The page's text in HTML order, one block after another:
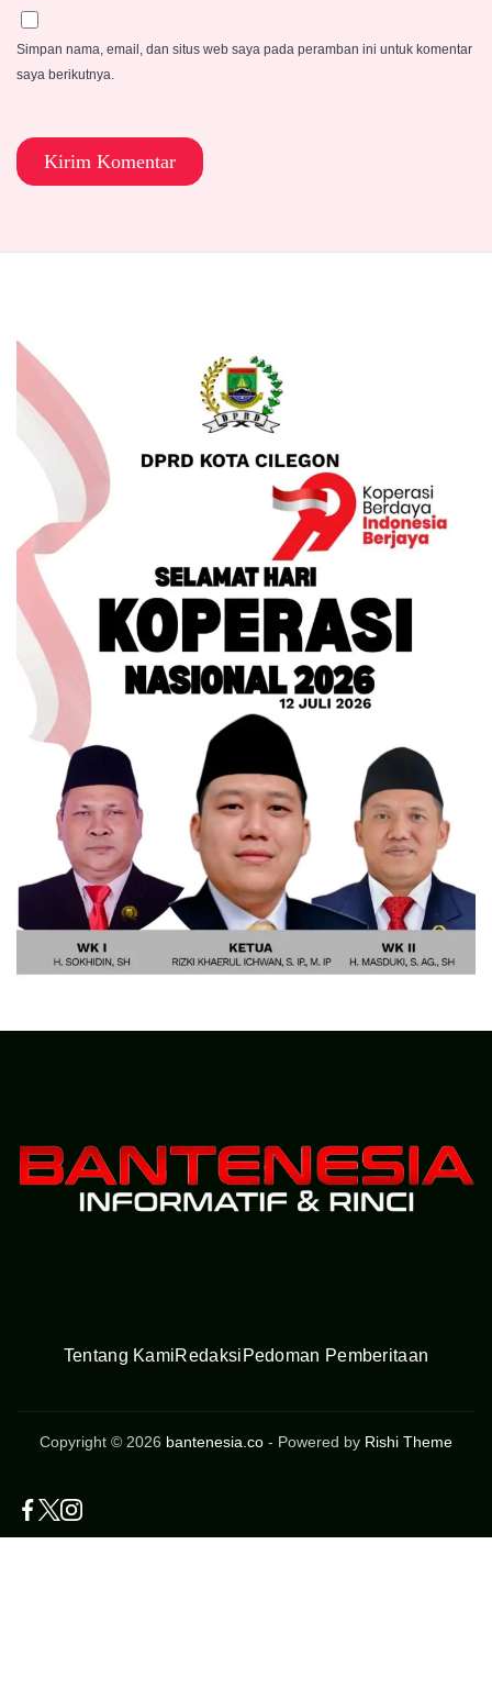
Simpan nama, email, dan situs web saya pada peramban ini untuk komentar
saya berikutnya.
Tentang KamiRedaksi Pedoman Pemberitaan
Copyright © 2026 bantenesia.co - Powered by Rishi Theme